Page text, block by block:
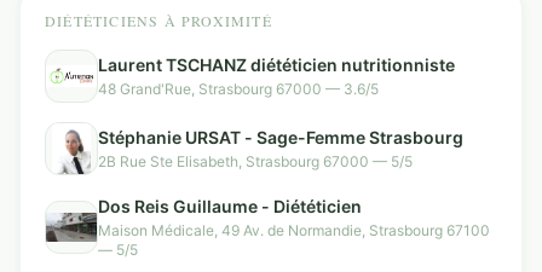
DIÉTÉTICIENS À PROXIMITÉ
Laurent TSCHANZ diététicien nutritionniste
48 Grand'Rue, Strasbourg 67000 — 3.6/5
Stéphanie URSAT - Sage-Femme Strasbourg
2B Rue Ste Elisabeth, Strasbourg 67000 — 5/5
Dos Reis Guillaume - Diététicien
Maison Médicale, 49 Av. de Normandie, Strasbourg 67100
— 5/5